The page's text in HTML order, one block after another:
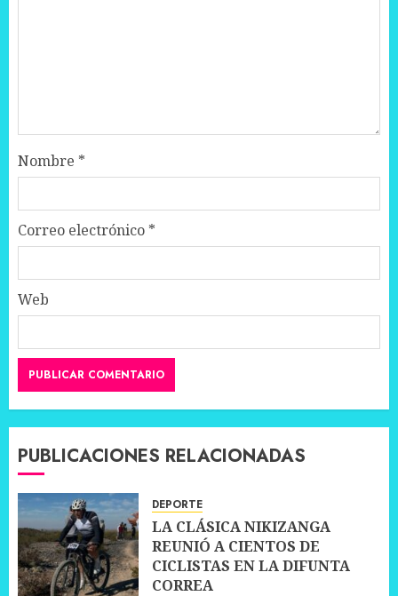
Nombre *
Correo electrónico *
Web
PUBLICACIONES RELACIONADAS
DEPORTE
LA CLÁSICA NIKIZANGA
REUNIÓ A CIENTOS DE
CICLISTAS EN LA DIFUNTA
CORREA